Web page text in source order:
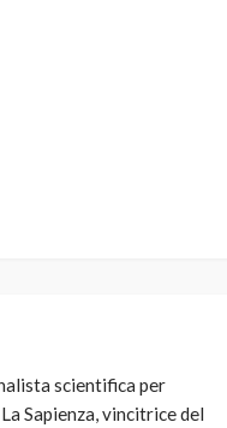
scientifica per
Sapienza, vincitrice del